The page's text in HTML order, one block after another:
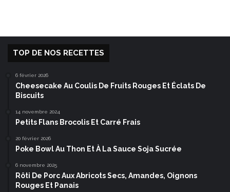
TOP DE NOS RECETTES
6 février 2026
Cheesecake Au Coulis De Fruits Rouges Et Éclats De
Biscuits
14 novembre 2024
Petits Flans Brocolis Et Carré Frais
20 février 2026
Poke Bowl Au Thon Et À La Sauce Soja Sucrée
6 novembre 2025
Rôti De Porc Aux Abricots Secs, Amandes, Oignons
Rouges Et Panais